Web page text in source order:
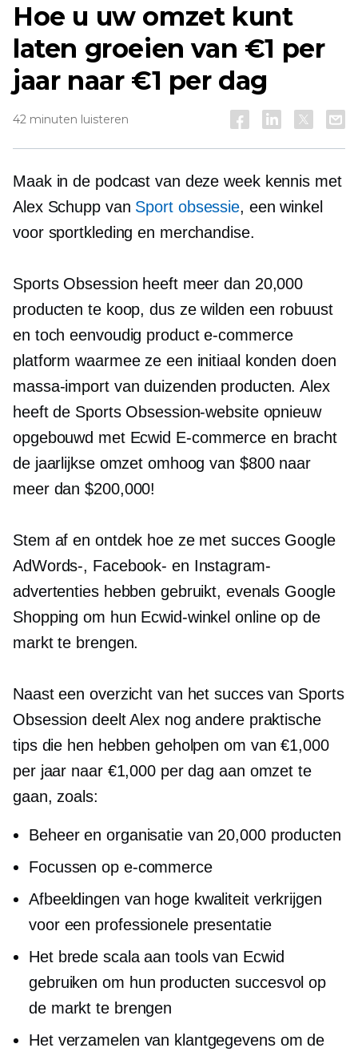
Hoe u uw omzet kunt
laten groeien van €1 per
jaar naar €1 per dag
42 minuten luisteren
Maak in de podcast van deze week kennis met
Alex Schupp van Sport obsessie, een winkel
voor sportkleding en merchandise.
Sports Obsession heeft meer dan 20,000
producten te koop, dus ze wilden een robuust
en toch eenvoudig producte-commerce
platform waarmee ze een initiaal konden doen
massa-importvan duizenden producten. Alex
heeft de Sports Obsession-website opnieuw
opgebouwd met Ecwid E-commerce en bracht
de jaarlijkse omzet omhoog van $800 naar
meer dan $200,000!
Stem af en ontdek hoe ze met succes Google
AdWords-, Facebook- en Instagram-
advertenties hebben gebruikt, evenals Google
Shopping om hun Ecwid-winkel online op de
markt te brengen.
Naast een overzicht van het succes van Sports
Obsession deelt Alex nog andere praktische
tips die hen hebben geholpen om van €1,000
per jaar naar €1,000 per dag aan omzet te
gaan, zoals:
Beheer en organisatie van 20,000 producten
Focussen op e-commerce
Afbeeldingen van hoge kwaliteit verkrijgen
voor een professionele presentatie
Het brede scala aan tools van Ecwid
gebruiken om hun producten succesvol op
de markt te brengen
Het verzamelen van klantgegevens om de